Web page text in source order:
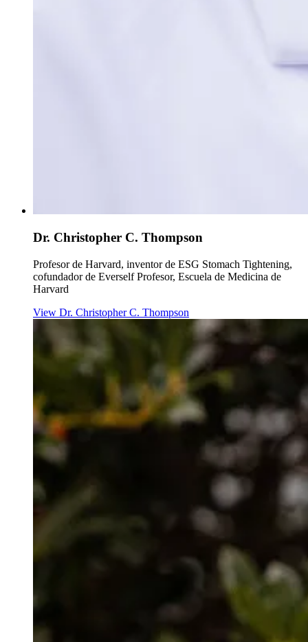
Dr. Christopher C. Thompson
Profesor de Harvard, inventor de ESG Stomach Tightening,
cofundador de EverselfProfesor, Escuela de Medicina de
Harvard
View Dr. Christopher C. Thompson